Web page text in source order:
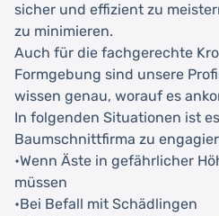
sicher und effizient zu
zu minimieren.
Auch für die fachgerechte
Formgebung sind unsere
wissen genau, worauf es
In folgenden Situationen ist
Baumschnittfirma zu
•Wenn Äste in gefährlicher
müssen
•Bei Befall mit Schädlingen